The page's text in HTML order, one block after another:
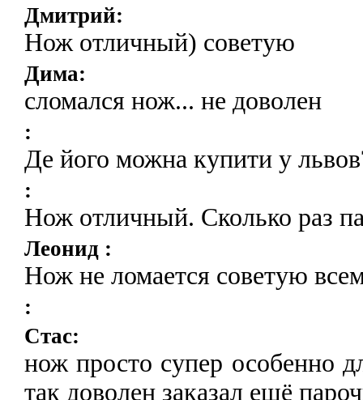
Дмитрий:
Нож отличный) советую
Дима:
сломался нож... не доволен
:
Де його можна купити у
:
Нож отличный. Сколько раз
Леонид :
Нож не ломается советую
:
Стас:
нож просто супер особенно
так доволен заказал ещё